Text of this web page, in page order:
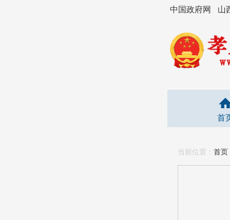
中国政府网 山
首
当前位置： 首页